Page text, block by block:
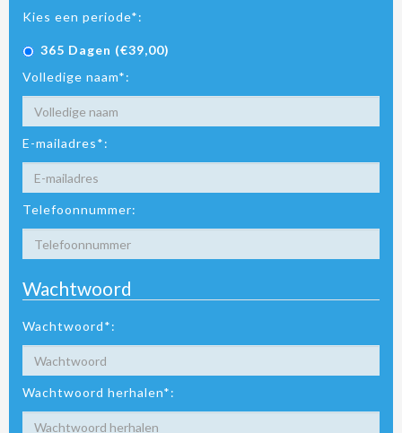
Kies een periode*:
365 Dagen (€39,00)
Volledige naam*:
E-mailadres*:
Telefoonnummer:
Wachtwoord
Wachtwoord*:
Wachtwoord herhalen*: